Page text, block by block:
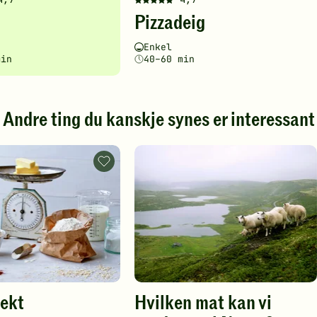
Denne
oppskriften
fått
5
stjerner.
Klikk
å
din
vurdering.
Pizzadeig
Vanskelighetsgrad
Enkel
Tilberedningstid
40–60 min
Andre ting du kanskje synes er interessant
Mål
og
-
legg
til
favoritter
Hvilken mat kan vi